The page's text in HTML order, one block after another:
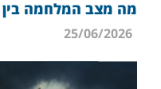
מה מצב המלחמה בין